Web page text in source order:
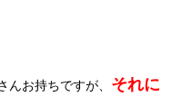
んお持ちですが、 それに